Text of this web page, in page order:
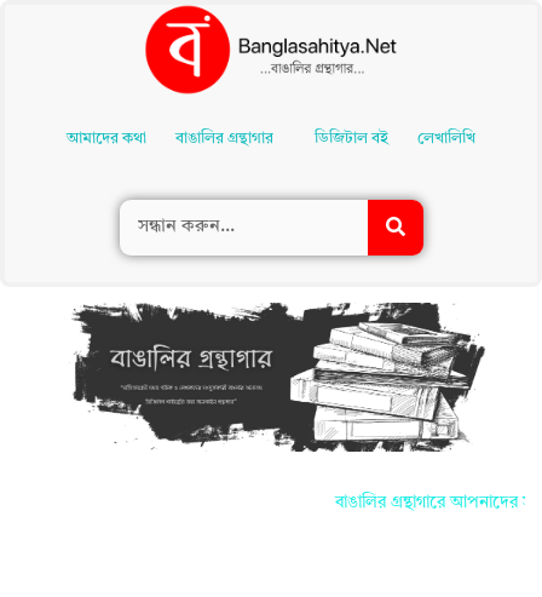
Contentআমাদের কথা বাঙালির গ্রন্থাগার ডিজিটাল বই লেখালিখি
বাঙালির গ্রন্থাগারে আপনাদের সকলকে